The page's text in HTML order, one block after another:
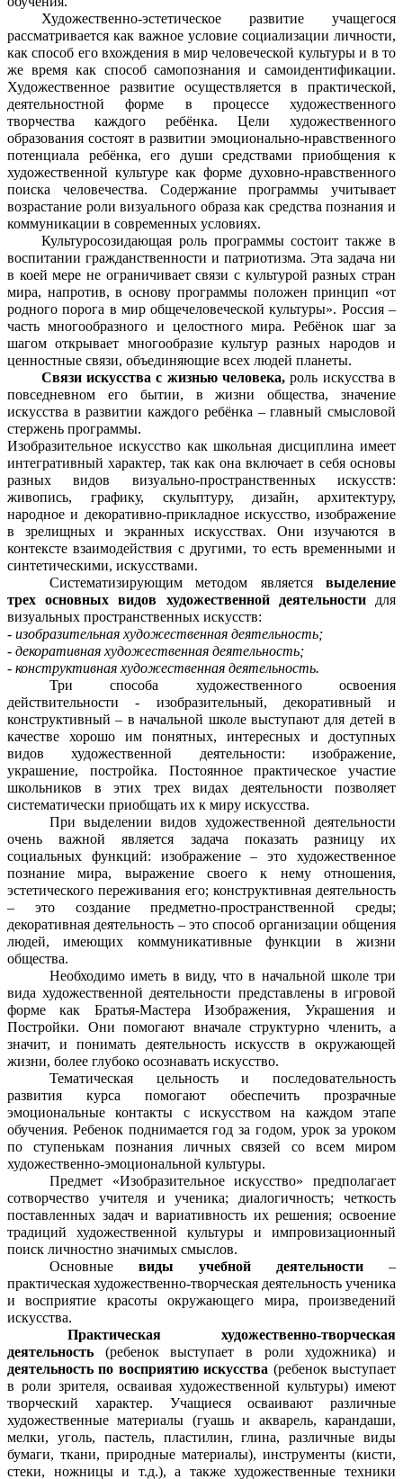
Художественно-эстетическое развитие учащегося
рассматривается как важное условие социализации личности,
как способ его вхождения в мир человеческой культуры и в то
же время как способ самопознания и самоидентификации.
Художественное развитие осуществляется в практической,
деятельностной форме в процессе художественного
творчества каждого ребёнка. Цели художественного
образования состоят в развитии эмоционально-нравственного
потенциала ребёнка, его души средствами приобщения к
художественной культуре как форме духовно-нравственного
поиска человечества. Содержание программы учитывает
возрастание роли визуального образа как средства познания и
коммуникации в современных условиях.
Культуросозидающая роль программы состоит также в
воспитании гражданственности и патриотизма. Эта задача ни
в коей мере не ограничивает связи с культурой разных стран
мира, напротив, в основу программы положен принцип «от
родного порога в мир общечеловеческой культуры». Россия –
часть многообразного и целостного мира. Ребёнок шаг за
шагом открывает многообразие культур разных народов и
ценностные связи, объединяющие всех людей планеты.
Связи искусства с жизнью человека, роль искусства в
повседневном его бытии, в жизни общества, значение
искусства в развитии каждого ребёнка – главный смысловой
стержень программы.
Изобразительное искусство как школьная дисциплина имеет
интегративный характер, так как она включает в себя основы
разных видов визуально-пространственных искусств:
живопись, графику, скульптуру, дизайн, архитектуру,
народное и декоративно-прикладное искусство, изображение
в зрелищных и экранных искусствах. Они изучаются в
контексте взаимодействия с другими, то есть временными и
синтетическими, искусствами.
Систематизирующим методом является выделение
трех основных видов художественной деятельностидля
визуальных пространственных искусств:
- изобразительная художественная деятельность;
- декоративная художественная деятельность;
- конструктивная художественная деятельность.
Три способа художественного освоения
действительности - изобразительный, декоративный и
конструктивный – в начальной школе выступают для детей в
качестве хорошо им понятных, интересных и доступных
видов художественной деятельности: изображение,
украшение, постройка. Постоянное практическое участие
школьников в этих трех видах деятельности позволяет
систематически приобщать их к миру искусства.
При выделении видов художественной деятельности
очень важной является задача показать разницу их
социальных функций: изображение – это художественное
познание мира, выражение своего к нему отношения,
эстетического переживания его; конструктивная деятельность
– это создание предметно-пространственной среды;
декоративная деятельность – это способ организации общения
людей, имеющих коммуникативные функции в жизни
общества.
Необходимо иметь в виду, что в начальной школе три
вида художественной деятельности представлены в игровой
форме как Братья-Мастера Изображения, Украшения и
Постройки. Они помогают вначале структурно членить, а
значит, и понимать деятельность искусств в окружающей
жизни, более глубоко осознавать искусство.
Тематическая цельность и последовательность
развития курса помогают обеспечить прозрачные
эмоциональные контакты с искусством на каждом этапе
обучения. Ребенок поднимается год за годом, урок за уроком
по ступенькам познания личных связей со всем миром
художественно-эмоциональной культуры.
Предмет «Изобразительное искусство» предполагает
сотворчество учителя и ученика; диалогичность; четкость
поставленных задач и вариативность их решения; освоение
традиций художественной культуры и импровизационный
поиск личностно значимых смыслов.
Основныевиды учебной деятельности –
практическая художественно-творческая деятельность ученика
и восприятие красоты окружающего мира, произведений
искусства.
Практическая художественно-творческая
деятельность (ребенок выступает в роли художника) и
деятельность по восприятию искусства (ребенок выступает
в роли зрителя, осваивая художественной культуры) имеют
творческий характер. Учащиеся осваивают различные
художественные материалы (гуашь и акварель, карандаши,
мелки, уголь, пастель, пластилин, глина, различные виды
бумаги, ткани, природные материалы), инструменты (кисти,
стеки, ножницы и т.д.), а также художественные техники